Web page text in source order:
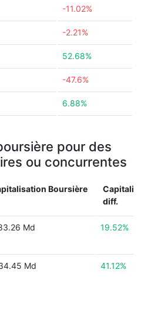
-11.02%
-2.21%
52.68%
-47.6%
6.88%
pour des
ou concurrentes
Boursière
diff.
Md 19.52%
Md 41.12%